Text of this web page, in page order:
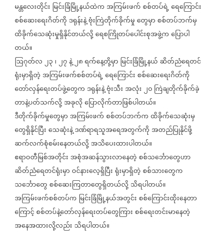
မန္တလေးတိုင်း မြင်းခြံမြို့နယ်ထဲကအကြမ်းဖက်စစ်တပ်ရဲ့ရေကြောင်း
စစ်ဆေးရေးဂိတ်ကိုဒရုန်းနဲ့ဗုံးကြဲတိုက်ခိုက်မှုတွေမှာစစ်တပ်ဘက်မှ
ထိခိုက်သေဆုံးမှုရှိနိုင်တယ်လို့ရေစကြိုတပ်ပေါင်းစုအဖွဲ့ကပြောပါ
တယ်။
ဩဂုတ်လ၂၃၊၂၇နဲ့၂၈ရက်နေ့တို့မှာမြင်းခြံမြို့နယ်ဆိတ်ညံရေတင်
ရုံးမှာရှိတဲ့အကြမ်းဖက်စစ်တပ်ရဲ့ရေကြောင်းစစ်ဆေးရေးဂိတ်ကို
တော်လှန်ရေးတပ်ဖွဲ့တွေကဒရုန်းနဲ့ဗုံးသီးအလုံး၂၀ကြဲချတိုက်ခိုက်ခဲ့
တာနဲ့ပတ်သက်လို့အခုလိုပြောလိုက်တာဖြစ်ပါတယ်။
ဒီတိုက်ခိုက်မှုတွေမှာအကြမ်းဖက်စစ်တပ်ဘက်ကထိခိုက်သေဆုံးမှ
တွေရှိနိုင်ပြီးသေဆုံးနဲ့ဒဏ်ရာရသူအရေအတွက်ကိုအတည်ပြုနိုင်ဖို့
ဆက်လက်စုံစမ်းနေတယ်လို့အသိပေးထားပါတယ်။
ဧရာဝတီမြစ်အတိုင်းအစုံအဆန်သွားလာနေတဲ့စစ်သင်္ဘောတွေဟာ
ဆိတ်ညံရေတင်ရုံးမှာဝင်နားလေ့ရှိပြီးရုံးမှာရှိတဲ့စစ်သားတွေက
သင်္ဘောတွေစစ်ဆေးကြတာတွေရှိတယ်လို့သိရပါတယ်။
အကြမ်းဖက်စစ်တပ်က မြင်းခြံမြို့နယ်အတွင်းစစ်ကြောင်းထိုးနေတာ
ကြောင့်စစ်တပ်နဲ့တော်လှန်ရေးတပ်တွေကြားစစ်ရေးတင်းမာနေတဲ့
အနေအထားလို့လည်း သိရပါတယ်။